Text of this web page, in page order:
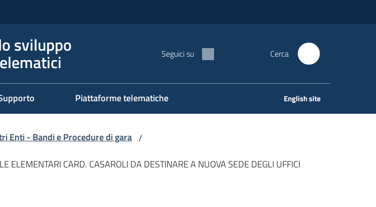
sviluppo Seguici su Cerca
Piattaforme telematiche English site
Enti - Bandi e Procedure di gara /
ELEMENTARI CARD. CASAROLI DA DESTINARE A NUOVA SEDE DEGLI UFFICI